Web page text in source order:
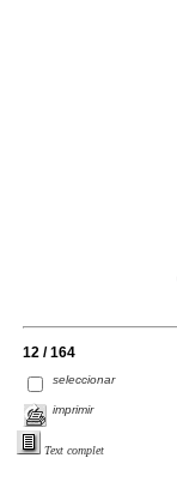
12 / 164
seleccionar
imprimir
Text complet